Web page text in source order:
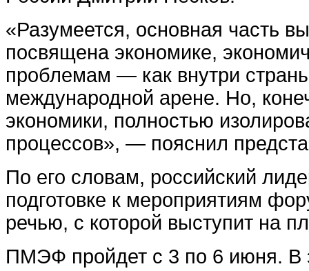
«Разумеется, основная часть
посвящена экономике,
проблемам — как внутри
международной арене. Но,
экономики, полностью
процессов», — пояснил
По его словам, российский
подготовке к мероприятиям
речью, с которой выступит на
ПМЭФ пройдет с 3 по 6 июня. В